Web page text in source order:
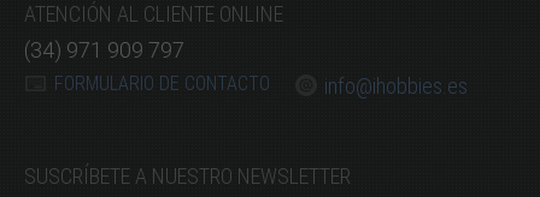
ATENCIÓN AL CLIENTE ONLINE
(34) 971 909 797
FORMULARIO DE CONTACTO info@ihobbies.es
SUSCRÍBETE A NUESTRO NEWSLETTER